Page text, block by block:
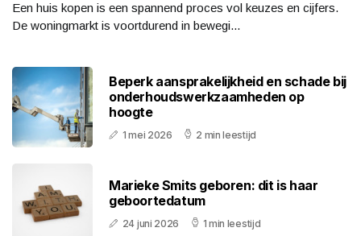
Een huis kopen is een spannend proces vol keuzes en cijfers.
De woningmarkt is voortdurend in bewegi...
Beperk aansprakelijkheid en schade bij
onderhoudswerkzaamheden op
hoogte
1 mei 2026 2 min leestijd
Marieke Smits geboren: dit is haar
geboortedatum
24 juni 2026 1 min leestijd